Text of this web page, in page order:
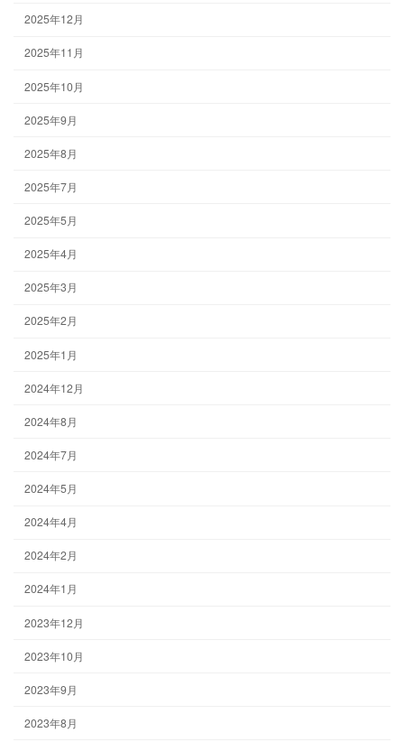
2025年12月
2025年11月
2025年10月
2025年9月
2025年8月
2025年7月
2025年5月
2025年4月
2025年3月
2025年2月
2025年1月
2024年12月
2024年8月
2024年7月
2024年5月
2024年4月
2024年2月
2024年1月
2023年12月
2023年10月
2023年9月
2023年8月